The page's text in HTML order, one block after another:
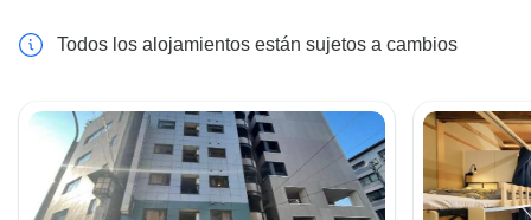
Todos los alojamientos están sujetos a cambios